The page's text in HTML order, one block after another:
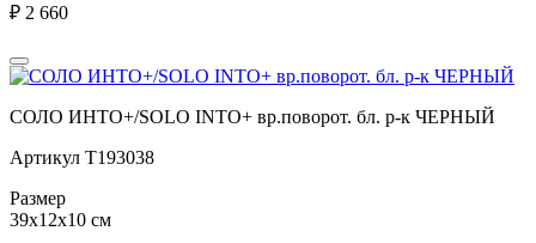
₽ 2 660
СОЛО ИНТО+/SOLO INTO+ вр.поворот. бл. р-к ЧЕРНЫЙ
Артикул Т193038
Размер
39х12х10 см